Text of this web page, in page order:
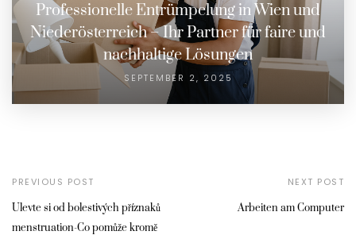
Professionelle Entrümpelung in Wien und
Niederösterreich – Ihr Partner für faire und
nachhaltige Lösungen
SEPTEMBER 2, 2025
PREVIOUS POST
Ulevte si od bolestivých příznaků
menstruation-Co pomůže kromě
NEXT POST
Arbeiten am Computer